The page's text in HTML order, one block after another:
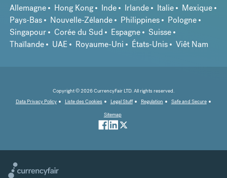
Allemagne
Hong Kong Inde Irlande Italie
Mexique
Pays-Bas
Nouvelle-Zélande Philippines
Pologne
Singapour
Corée du Sud Espagne
Suisse
Thaïlande
UAE Royaume-Uni États-Unis Viêt Nam
Copyright © 2026 CurrencyFair LTD. All rights reserved.
Data Privacy Policy
Liste des Cookies Legal Stuff Regulation
Safe and Secure
Sitemap